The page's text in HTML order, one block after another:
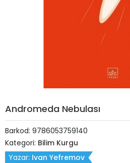
Andromeda Nebulası
Barkod: 9786053759140
Kategori: Bilim Kurgu
Yazar: Ivan Yefremov